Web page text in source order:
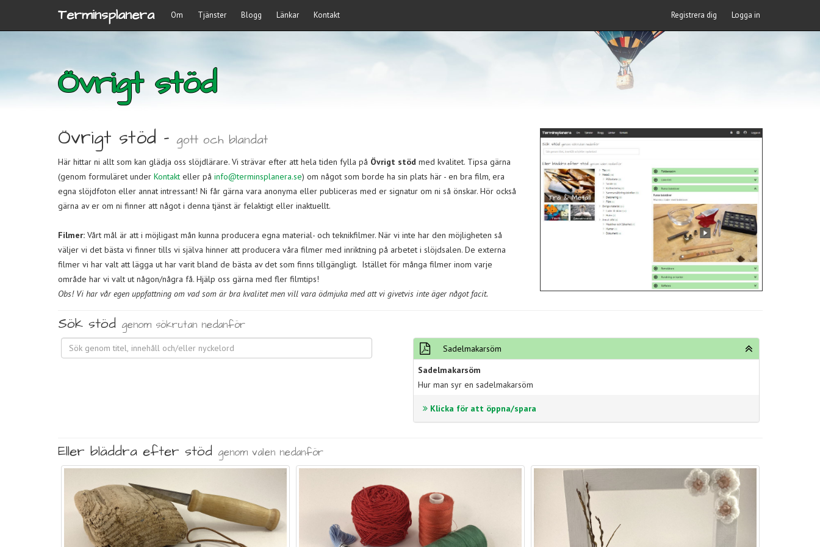
Terminsplanera Om Tjänster Blogg Länkar Kontakt Registrera dig Logga in
Övrigt stöd
Övrigt stöd - gott och blandat
Här hittar ni allt som kan glädja oss slöjdlärare. Vi strävar efter att hela tiden fylla på Övrigt stöd med kvalitet. Tipsa gärna
(genom formuläret under Kontakteller på info@terminsplanera.se) om något som borde ha sin plats här - en bra film, era
egna slöjdfoton eller annat intressant! Ni får gärna vara anonyma eller publiceras med er signatur om ni så önskar. Hör också
gärna av er om ni finner att något i denna tjänst är felaktigt eller inaktuellt.
Filmer: Vårt mål är att i möjligast mån kunna producera egna material- och teknikfilmer. När vi inte har den möjligheten så
väljer vi det bästa vi finner tills vi själva hinner att producera våra filmer med inriktning på arbetet i slöjdsalen. De externa
filmer vi har valt att lägga ut har varit bland de bästa av det som finns tillgängligt. Istället för många filmer inom varje
område har vi valt ut någon/några få. Hjälp oss gärna med fler filmtips!
Obs! Vi har vår egen uppfattning om vad som är bra kvalitet men vill vara ödmjuka med att vi givetvis inte äger något facit.
Sök stöd genom sökrutan nedanför
Sadelmakarsöm
Sadelmakarsöm
Hur man syr en sadelmakarsöm
Klicka för att öppna/spara
Eller bläddra efter stöd genom valen nedanför